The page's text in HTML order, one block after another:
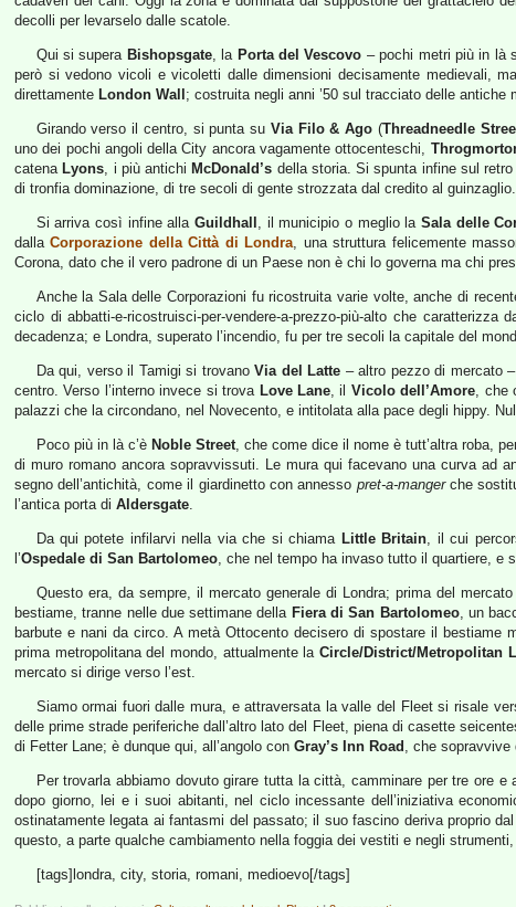
decolli per levarselo dalle scatole.
Qui si supera Bishopsgate, la Porta del Vescovo – pochi metri più in là
però si vedono vicoli e vicoletti dalle dimensioni decisamente medievali,
direttamente London Wall ; costruita negli anni ’50 sul tracciato delle antiche
Girando verso il centro, si punta su Via Filo & Ago (Threadneedle
uno dei pochi angoli della City ancora vagamente ottocenteschi,
catena Lyons, i più antichi McDonald’s della storia. Si spunta infine sul
di tronfia dominazione, di tre secoli di gente strozzata dal credito al guinzaglio.
Si arriva così infine alla Guildhall , il municipio o meglio laSala delle
dallaCorporazione della Città di Londra, una struttura felicemente
Corona, dato che il vero padrone di un Paese non è chi lo governa ma chi
Anche la Sala delle Corporazioni fu ricostruita varie volte, anche di
ciclo di abbatti-e-ricostruisci-per-vendere-a-prezzo-più-alto che
decadenza; e Londra, superato l’incendio, fu per tre secoli la capitale del
Da qui, verso il Tamigi si trovano Via del Latte – altro pezzo di mercato
centro. Verso l’interno invece si trova Love Lane, il Vicolo dell’Amore, che
palazzi che la circondano, nel Novecento, e intitolata alla pace degli hippy.
Poco più in là c’è Noble Street, che come dice il nome è tutt’altra roba,
di muro romano ancora sopravvissuti. Le mura qui facevano una curva ad
segno dell’antichità, come il giardinetto con annesso pret-a-mangerche
l’antica porta di Aldersgate.
Da qui potete infilarvi nella via che si chiama Little Britain, il cui
l’Ospedale di San Bartolomeo, che nel tempo ha invaso tutto il quartiere, e
Questo era, da sempre, il mercato generale di Londra; prima del
bestiame, tranne nelle due settimane della Fiera di San Bartolomeo, un
barbute e nani da circo. A metà Ottocento decisero di spostare il
prima metropolitana del mondo, attualmente laCircle/District/Metropolitan
mercato si dirige verso l’est.
Siamo ormai fuori dalle mura, e attraversata la valle del Fleet si risale
delle prime strade periferiche dall’altro lato del Fleet, piena di casette
di Fetter Lane; è dunque qui, all’angolo con Gray’s Inn Road , che sopravvive
Per trovarla abbiamo dovuto girare tutta la città, camminare per tre ore
dopo giorno, lei e i suoi abitanti, nel ciclo incessante dell’iniziativa
ostinatamente legata ai fantasmi del passato; il suo fascino deriva proprio
questo, a parte qualche cambiamento nella foggia dei vestiti e negli
[tags]londra, city, storia, romani, medioevo[/tags]